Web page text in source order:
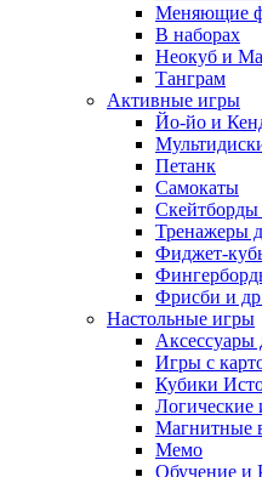
Меняющие
В наборах
Неокуб и
Танграм
Активные игры
Йо-йо и
Петанк
Самокаты
Тренажеры
Фиджет-
Фрисби и
Настольные игры
Аксессуары
Игры с
Кубики
Логические
Магнитные
Мемо
Обучение и